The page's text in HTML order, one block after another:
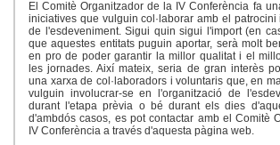
7
Maig '17
10
09:00 Data d'inici
Maig '17 15:00Data de finalització
El Comitè Organitzador de la IV Conferència fa
iniciatives que vulguin col·laborar amb el patrocini
de l'esdeveniment. Sigui quin sigui l'import (en
que aquestes entitats puguin aportar, serà molt
en pro de poder garantir la millor qualitat i el
les jornades. Així mateix, seria de gran interès
una xarxa de col·laboradors i voluntaris que, en
vulguin involucrar-se en l'organització de
durant l'etapa prèvia o bé durant els dies
d'ambdós casos, es pot contactar amb el Comitè
IV Conferència a través d'aquesta pàgina web.